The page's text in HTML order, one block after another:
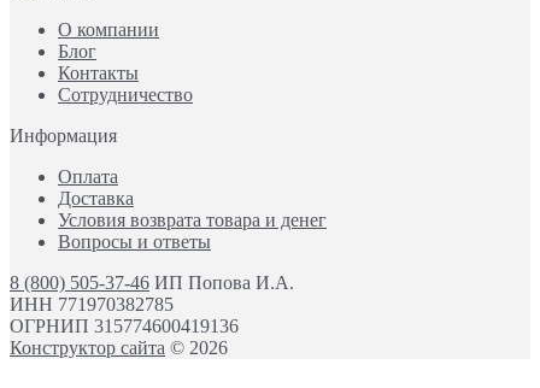
О компании
Блог
Контакты
Сотрудничество
Информация
Оплата
Доставка
Условия возврата товара и денег
Вопросы и ответы
8 (800) 505-37-46 ИП Попова И.А.
ИНН 771970382785
ОГРНИП 315774600419136
Конструктор сайта © 2026